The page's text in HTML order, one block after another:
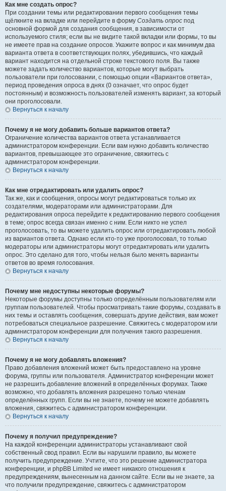
Как мне создать опрос?
При создании темы или редактировании первого сообщения темы
щёлкните на вкладке или перейдите в форму Создать опрос под
основной формой для создания сообщения, в зависимости от
используемого стиля; если вы не видите такой вкладки или формы, то вы
не имеете прав на создание опросов. Укажите вопрос и как минимум два
варианта ответа в соответствующих полях, убедившись, что каждый
вариант находится на отдельной строке текстового поля. Вы также
можете задать количество вариантов, которые могут выбрать
пользователи при голосовании, с помощью опции «Вариантов ответа»,
период проведения опроса в днях (0 означает, что опрос будет
постоянным) и возможность пользователей изменять вариант, за который
они проголосовали.
Вернуться к началу
Почему я не могу добавить больше вариантов ответа?
Ограничение количества вариантов ответа устанавливается
администратором конференции. Если вам нужно добавить количество
вариантов, превышающее это ограничение, свяжитесь с
администратором конференции.
Вернуться к началу
Как мне отредактировать или удалить опрос?
Так же, как и сообщения, опросы могут редактироваться только их
создателями, модераторами или администраторами. Для
редактирования опроса перейдите к редактированию первого сообщения
в теме; опрос всегда связан именно с ним. Если никто не успел
проголосовать, то вы можете удалить опрос или отредактировать любой
из вариантов ответа. Однако если кто-то уже проголосовал, то только
модераторы или администраторы могут отредактировать или удалить
опрос. Это сделано для того, чтобы нельзя было менять варианты
ответов во время голосования.
Вернуться к началу
Почему мне недоступны некоторые форумы?
Некоторые форумы доступны только определённым пользователям или
группам пользователей. Чтобы просматривать такие форумы, создавать в
них темы и оставлять сообщения, совершать другие действия, вам может
потребоваться специальное разрешение. Свяжитесь с модератором или
администратором конференции для получения такого разрешения.
Вернуться к началу
Почему я не могу добавлять вложения?
Право добавления вложений может быть предоставлено на уровне
форума, группы или пользователя. Администратор конференции может
не разрешить добавление вложений в определённых форумах. Также
возможно, что добавлять вложения разрешено только членам
определённых групп. Если вы не знаете, почему не можете добавлять
вложения, свяжитесь с администратором конференции.
Вернуться к началу
Почему я получил предупреждение?
На каждой конференции администраторы устанавливают свой
собственный свод правил. Если вы нарушили правило, вы можете
получить предупреждение. Учтите, что это решение администратора
конференции, и phpBB Limited не имеет никакого отношения к
предупреждениям, вынесенным на данном сайте. Если вы не знаете, за
что получили предупреждение, свяжитесь с администратором